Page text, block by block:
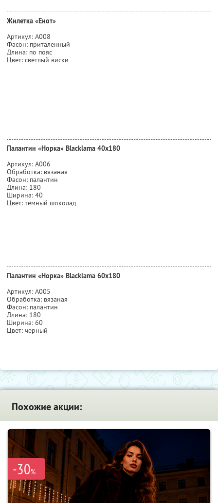
Жилетка «Енот»
Артикул: А008
Фасон: приталенный
Длина: по пояс
Цвет: светлый виски
Палантин «Норка» Blacklama 40х180
Артикул: А006
Обработка: вязаная
Фасон: палантин
Длина: 180
Ширина: 40
Цвет: темный шоколад
Палантин «Норка» Blacklama 60х180
Артикул: А005
Обработка: вязаная
Фасон: палантин
Длина: 180
Ширина: 60
Цвет: черный
Похожие акции:
-30%